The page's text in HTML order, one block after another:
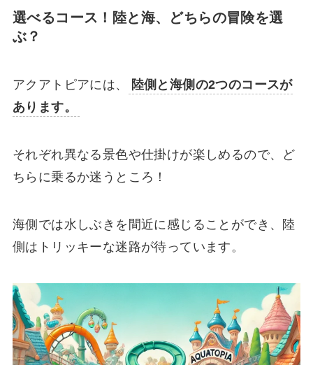
選べるコース！陸と海、どちらの冒険を選
ぶ？
アクアトピアには、
陸側と海側の2つのコースが
あります。
それぞれ異なる景色や仕掛けが楽しめるので、ど
ちらに乗るか迷うところ！
海側では水しぶきを間近に感じることができ、陸
側はトリッキーな迷路が待っています。